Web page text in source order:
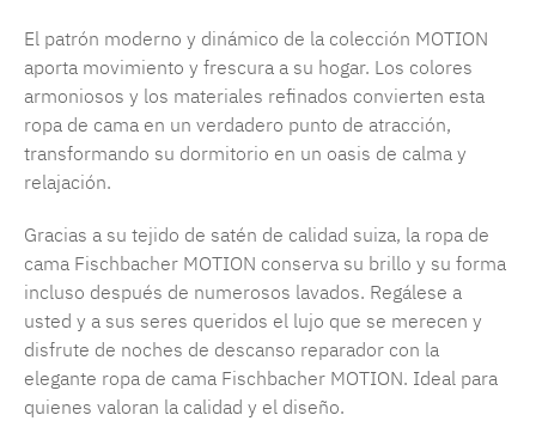
El patrón moderno y dinámico de la colección MOTION
aporta movimiento y frescura a su hogar. Los colores
armoniosos y los materiales refinados convierten esta
ropa de cama en un verdadero punto de atracción,
transformando su dormitorio en un oasis de calma y
relajación.
Gracias a su tejido de satén de calidad suiza, la ropa de
cama Fischbacher MOTION conserva su brillo y su forma
incluso después de numerosos lavados. Regálese a
usted y a sus seres queridos el lujo que se merecen y
disfrute de noches de descanso reparador con la
elegante ropa de cama Fischbacher MOTION. Ideal para
quienes valoran la calidad y el diseño.